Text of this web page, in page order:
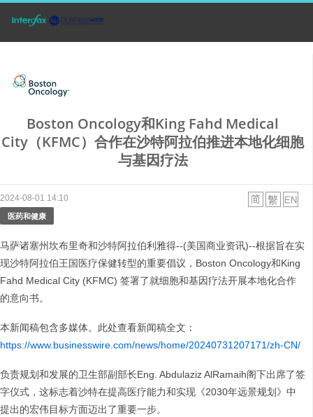
Boston Oncology和King Fahd Medical
City（KFMC）合作在沙特阿拉伯推进本地化细胞
与基因疗法
2024-08-01 14:10
医药和健康
马萨诸塞州坎布里奇和沙特阿拉伯利雅得--(美国商业资讯)--根据旨在实
现沙特阿拉伯王国医疗保健转型的重要倡议，Boston Oncology和King
Fahd Medical City (KFMC) 签署了就细胞和基因疗法开展本地化合作
的意向书。
本新闻稿包含多媒体。此处查看新闻稿全文：
https://www.businesswire.com/news/home/20240731207171/zh-CN/
负责规划和发展的卫生部副部长Eng. Abdulaziz AlRamaih阁下出席了签
字仪式，这标志着沙特在提高医疗能力和实现《2030年远景规划》中
提出的宏伟目标方面迈出了重要一步。